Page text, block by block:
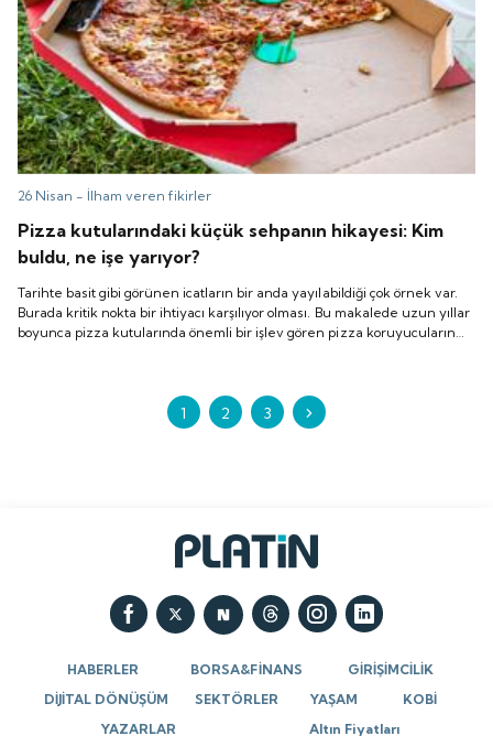
26 Nisan - İlham veren fikirler
Pizza kutularındaki küçük sehpanın hikayesi: Kim
buldu, ne işe yarıyor?
Tarihte basit gibi görünen icatların bir anda yayılabildiği çok örnek var.
Burada kritik nokta bir ihtiyacı karşılıyor olması. Bu makalede uzun yıllar
boyunca pizza kutularında önemli bir işlev gören pizza koruyucuların
1 2 3
HABERLER BORSA&FİNANS
GİRİŞİMCİLİK
DİJİTAL DÖNÜŞÜM
SEKTÖRLER YAŞAM
KOBİ
YAZARLAR
Altın Fiyatları